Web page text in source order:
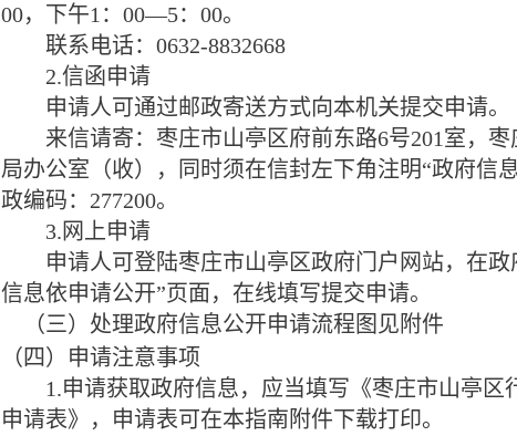
00，下午1 ： 00—5： 00。
联系电话： 0632-8832668
2.信函申请
申请人可通过邮政寄送方式向本机关提交申请。
来信请寄：枣庄市山亭区府前东路6号201室，枣
局办公室（收），同时须在信封左下角注明“政府信
政编码： 277200。
3.网上申请
申请人可登陆枣庄市山亭区政府门户网站，在政
信息依申请公开”页面，在线填写提交申请。
（三）处理政府信息公开申请流程图见附件
（四）申请注意事项
1.申请获取政府信息，应当填写《枣庄市山亭区
申请表》，申请表可在本指南附件下载打印。